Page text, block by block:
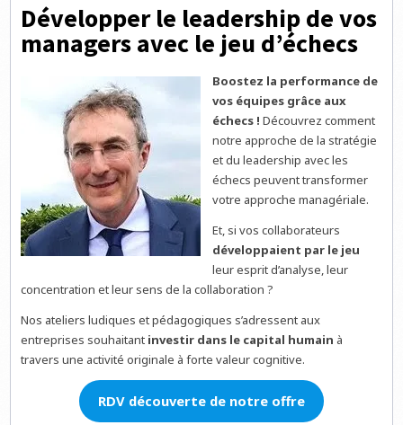
Développer le leadership de vos
managers avec le jeu d’échecs
Boostez la performance de
vos équipes grâce aux
échecs ! Découvrez comment
notre approche de la stratégie
et du leadership avec les
échecs peuvent transformer
votre approche managériale.
Et, si vos collaborateurs
développaient par le jeu
leur esprit d’analyse, leur
concentration et leur sens de la collaboration ?
Nos ateliers ludiques et pédagogiques s’adressent aux
entreprises souhaitant investir dans le capital humain à
travers une activité originale à forte valeur cognitive.
RDV découverte de notre offre